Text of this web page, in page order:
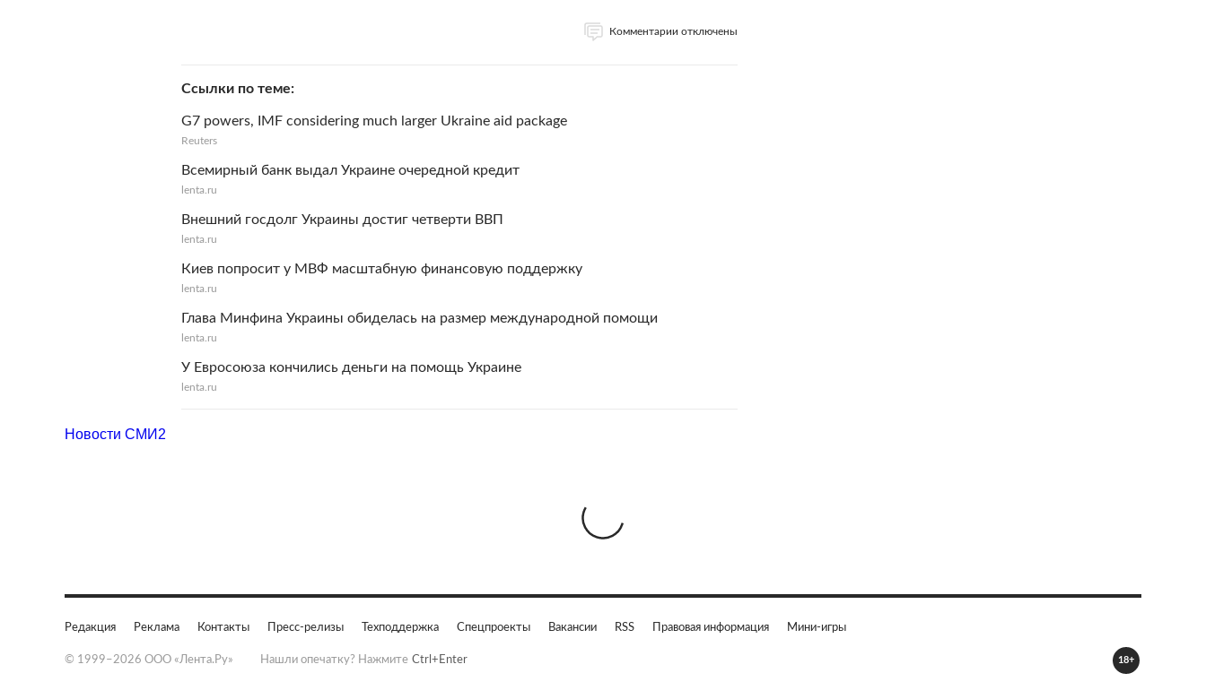
Комментарии отключены
Ссылки по теме
G7 powers, IMF considering much larger Ukraine aid package
Reuters
Всемирный банк выдал Украине очередной кредит
lenta.ru
Внешний госдолг Украины достиг четверти ВВП
lenta.ru
Киев попросит у МВФ масштабную финансовую поддержку
lenta.ru
Глава Минфина Украины обиделась на размер международной помощи
lenta.ru
У Евросоюза кончились деньги на помощь Украине
lenta.ru
Новости СМИ2
Редакция Реклама Контакты Пресс-релизы Техподдержка Спецпроекты Вакансии RSS Правовая информация Мини-игры
© 1999–2026 ООО «Лента.Ру» Нашли опечатку? Нажмите Ctrl+Enter 18+